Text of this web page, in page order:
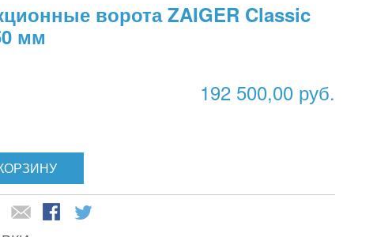
ворота ZAIGER Classic
мм
192 500,00 руб.